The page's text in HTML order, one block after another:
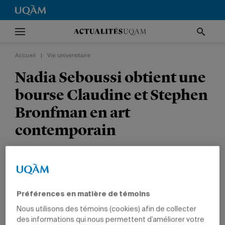
Accueil Vie universitaire
Nadia Seboussi obtient une
bourse Claudine et Stephen
Bronfman en art
contemporain
ARTS
DIPLÔMÉS
Préférences en matière de témoins
Nous utilisons des témoins (cookies) afin de collecter
des informations qui nous permettent d’améliorer votre